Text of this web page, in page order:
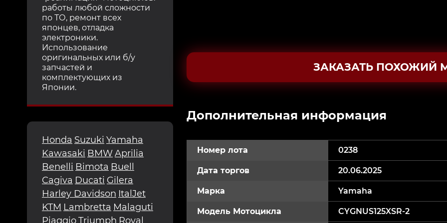
работы любой сложности
по ТО, ремонт всех
японцев, отладка
электроники.
Использование
оригинальных или б/у
запчастей и
комплектующих из
Японии.
Honda Suzuki Yamaha
Kawasaki BMWAprilia
Benelli Bimota Buell
Cagiva Ducati Gilera
Harley Davidson ItalJet
KTM Lambretta Malaguti
PiaggioTriumph Royal
ЗАКАЗАТЬ ПОХОЖИЙ
Дополнительная информация
Номер лота 0238
Дата торгов 20.06.2025
Марка Yamaha
Модель Мотоцикла CYGNUS125XSR-2